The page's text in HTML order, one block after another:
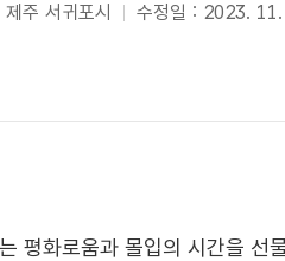
제주 서귀포시 수정일 : 2023.
평화로움과 몰입의 시간을 선